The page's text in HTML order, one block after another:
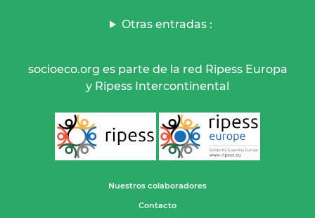
Otras entradas :
socioeco.org es parte de la red Ripess Europa
y Ripess Intercontinental
Nuestros colaboradores
Contacto